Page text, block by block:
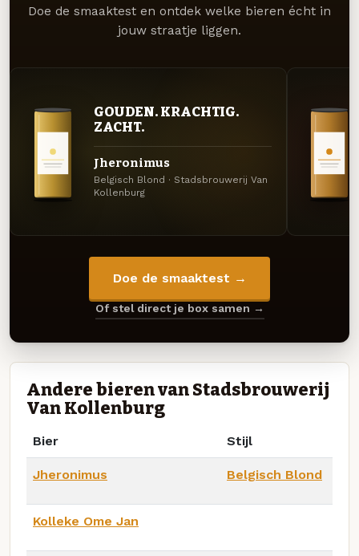
Doe de smaaktest en ontdek welke bieren écht in
jouw straatje liggen.
GOUDEN. KRACHTIG.
ZACHT.
Jheronimus
Belgisch Blond · Stadsbrouwerij Van
Kollenburg
Doe de smaaktest →
Of stel direct je box samen →
Andere bieren van Stadsbrouwerij
Van Kollenburg
Bier Stijl
Jheronimus Belgisch Blond
Kolleke Ome Jan